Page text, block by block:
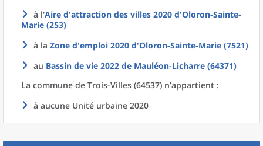
à l'Aire d'attraction des villes 2020 d'Oloron-Sainte-
Marie (253)
à la Zone d'emploi 2020 d'Oloron-Sainte-Marie (7521)
au Bassin de vie 2022 de Mauléon-Licharre (64371)
La commune de Trois-Villes (64537) n’appartient :
à aucune Unité urbaine 2020